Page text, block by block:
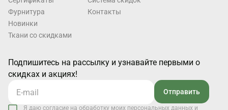
Фурнитура
Новинки
Ткани со скидками
Контакты
Подпишитесь на рассылку и узнавайте первыми о
скидках и акциях!
Отправить
Я даю согласие на обработку моих персональных данных и